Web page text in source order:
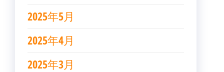
2025年5月
2025年4月
2025年3月